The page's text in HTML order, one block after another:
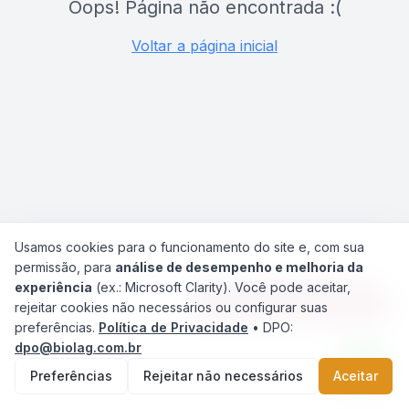
Oops! Página não encontrada :(
Voltar a página inicial
Usamos cookies para o funcionamento do site e, com sua
permissão, para análise de desempenho e melhoria da
experiência (ex.: Microsoft Clarity). Você pode aceitar,
rejeitar cookies não necessários ou configurar suas
preferências. Política de Privacidade • DPO:
dpo@biolag.com.br
Preferências
Rejeitar não necessários Aceitar
Agilize seu Atendimento